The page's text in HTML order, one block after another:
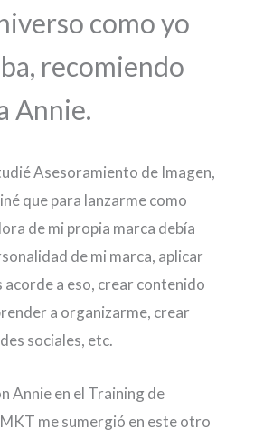
como yo
recomiendo
Annie.
Asesoramiento de Imagen,
que para lanzarme como
de mi propia marca debía
de mi marca, aplicar
a eso, crear contenido
a organizarme, crear
sociales, etc.
Annie en el Training de
me sumergió en este otro